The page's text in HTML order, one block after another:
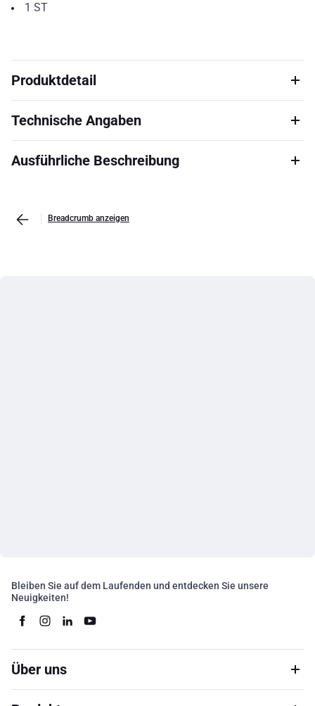
1 ST
Produktdetail
Technische Angaben
Ausführliche Beschreibung
Breadcrumb anzeigen
Bleiben Sie auf dem Laufenden und entdecken Sie unsere
Neuigkeiten!
Über uns